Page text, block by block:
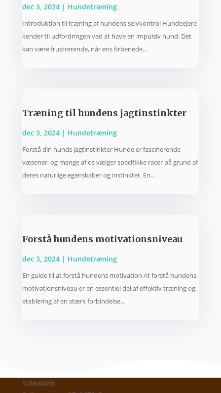
dec 3, 2024| Hundetræning
Introduktion til træning af hundens selvkontrol Hundeejere
kender til udfordringen ved at have en impulsiv hund. Det
kan være frustrerende, når ens firbenede...
Træning til hundens jagtinstinkter
dec 3, 2024| Hundetræning
Forstå din hunds jagtinstinkter Hunde er fascinerende
væsener, og mange af os vælger specifikke racer på grund af
deres naturlige egenskaber og instinkter. En...
Forstå hundens motivationsniveau
dec 3, 2024| Hundetræning
En guide til at forstå hundens motivation At forstå hundens
motivationsniveau er en essentiel del af effektiv træning og
etablering af en stærk forbindelse...
SoMeWeb